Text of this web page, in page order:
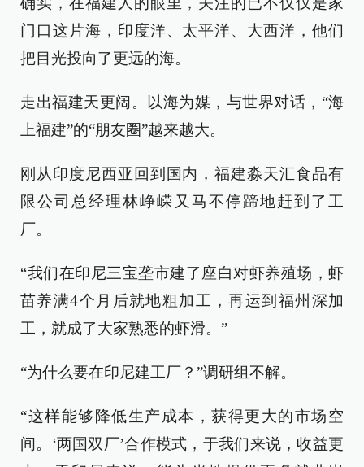
门口这片海，印度洋、太平洋、大西洋，他们
把目光投向了更远的海。
走出福建天更阔。以海为媒，与世界对话，“海
上福建”的“朋友圈”越来越大。
刚从印度尼西亚回到国内，福建淼天汇食品有
限公司总经理林峥嵘又马不停蹄地赶到了工
厂。
“我们在印尼三宝垄市建了座白对虾养殖场，虾
苗养满4个月后就地粗加工，再运到福州深加
工，就成了大家熟悉的虾滑。”
“为什么要在印尼建工厂？”调研组不解。
“这样能够降低生产成本，获得更大的市场空
间。‘两国双厂’合作模式，于我们来说，收益更